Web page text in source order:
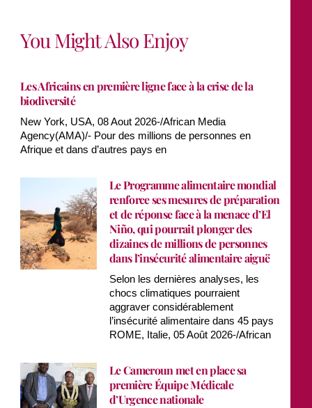
You Might Also Enjoy
Les Africains en première ligne face à la crise de la
biodiversité
New York, USA, 08 Aout 2026-/African Media
Agency(AMA)/- Pour des millions de personnes en
Afrique et dans d’autres pays en
Le Programme alimentaire mondial
renforce ses mesures de préparation
et de réponse face à la menace d’El
Niño, qui pourrait plonger des
dizaines de millions de personnes
dans l’insécurité alimentaire aiguë
Selon les dernières analyses, les
chocs climatiques pourraient
aggraver considérablement
l’insécurité alimentaire dans 45 pays
ROME, Italie, 05 Août 2026-/African
Le Cameroun met en place sa
première Équipe Médicale
d’Urgence nationale